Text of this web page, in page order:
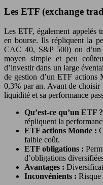
Les ETF (exchange
Les ETF, également appelés
en bourse. Ils répliquent la
CAC 40, S&P 500) ou d’un
moyen simple et peu
d’investir dans un large
de gestion d’un ETF actions
0,3% par an. Avant de
liquidité et sa performance
Qu’est-ce qu’un ETF ?
répliquent la
ETF actions Monde :
faible coût.
ETF obligations :
d’obligations
Avantages :
Inconvénients : Risque